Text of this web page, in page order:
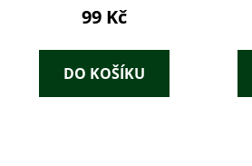
99 Kč
DO KOŠÍKU